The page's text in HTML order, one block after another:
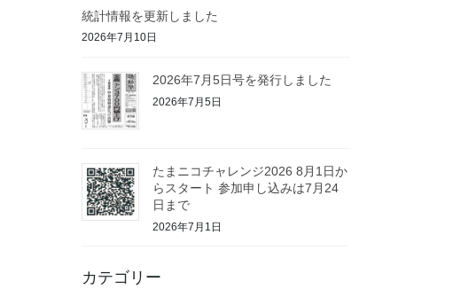
統計情報を更新しました
2026年7月10日
2026年7月5日号を発行しました
2026年7月5日
たまニコチャレンジ2026 8月1日か
らスタート 参加申し込みは7月24
日まで
2026年7月1日
カテゴリー